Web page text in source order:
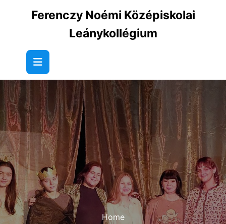
Ferenczy Noémi Középiskolai
Leánykollégium
Home